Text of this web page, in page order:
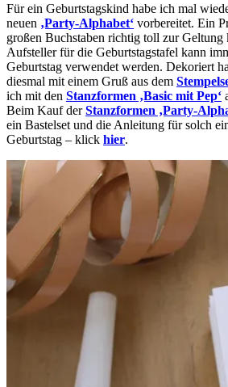
Für ein Geburtstagskind habe ich mal
neuen ‚Party-Alphabet‘ vorbereitet. Ein
großen Buchstaben richtig toll zur Geltung
Aufsteller für die Geburtstagstafel kann
Geburtstag verwendet werden. Dekoriert
diesmal mit einem Gruß aus dem
ich mit den Stanzformen ‚Basic mit Pep‘
Beim Kauf derStanzformen ‚Party-
ein Bastelset und die Anleitung für solch
Geburtstag – klick hier.